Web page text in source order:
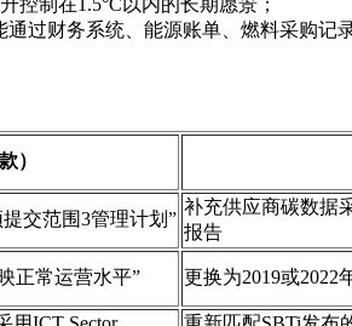
过财务系统、能源账单、燃料采购记
）
提交范围3管理计划”
补充供应商碳数据
报告
正常运营水平” 更换为2019或2022